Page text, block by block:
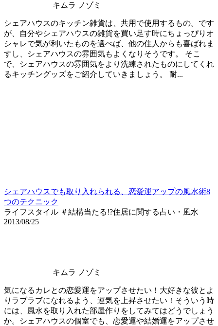
キムラ ノゾミ
シェアハウスのキッチン雑貨は、共用で使用するもの。です
が、自分やシェアハウスの雑貨を買い足す時にちょっぴりオ
シャレで気が利いたものを選べば、他の住人からも喜ばれま
すし、シェアハウスの雰囲気もよくなりそうです。 そこ
で、シェアハウスの雰囲気をより洗練されたものにしてくれ
るキッチングッズをご紹介していきましょう。 耐...
シェアハウスでも取り入れられる、恋愛運アップの風水術8
つのテクニック
ライフスタイル ＃結構当たる!?住居に関する占い・風水
2013/08/25
キムラ ノゾミ
気になるカレとの恋愛運をアップさせたい！大好きな彼とよ
りラブラブになれるよう、運気を上昇させたい！そういう時
には、風水を取り入れた部屋作りをしてみてはどうでしょう
か。シェアハウスの個室でも、恋愛運や結婚運をアップさせ